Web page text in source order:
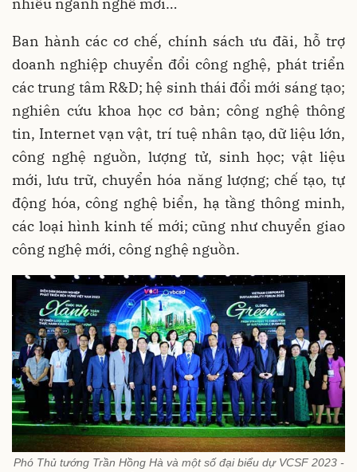
Ban hành các cơ chế, chính sách ưu đãi, hỗ trợ
doanh nghiệp chuyển đổi công nghệ, phát triển
các trung tâm R&D; hệ sinh thái đổi mới sáng tạo;
nghiên cứu khoa học cơ bản; công nghệ thông
tin, Internet vạn vật, trí tuệ nhân tạo, dữ liệu lớn,
công nghệ nguồn, lượng tử, sinh học; vật liệu
mới, lưu trữ, chuyển hóa năng lượng; chế tạo, tự
động hóa, công nghệ biển, hạ tầng thông minh,
các loại hình kinh tế mới; cũng như chuyển giao
công nghệ mới, công nghệ nguồn.
Phó Thủ tướng Trần Hồng Hà và một số đại biểu dự VCSF 2023 -